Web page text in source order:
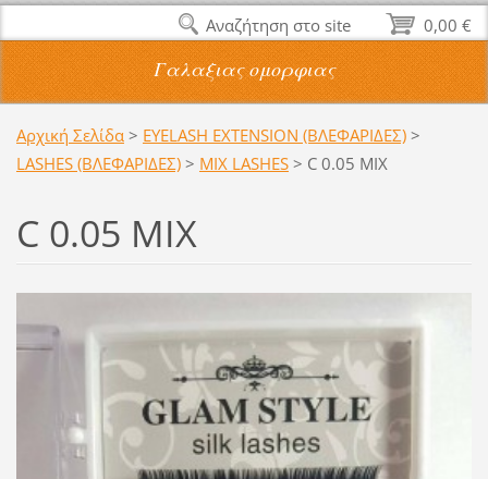
Γαλαξιας ομορφιας
Αρχική Σελίδα > EYELASH EXTENSION (ΒΛΕΦΑΡΙΔΕΣ) >
LASHES (ΒΛΕΦΑΡΙΔΕΣ) > MIX LASHES > C 0.05 MIX
C 0.05 MIX
0,00 €
Αναζήτηση στο site